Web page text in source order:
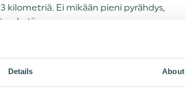
Details About
kilometriä. Ei mikään pieni pyrähdys,
kotiin.
syksyllä vähän helpottaa. Mutta isompi
ylipäätään päästä maastopyöräilemään,
ja takaisin.”